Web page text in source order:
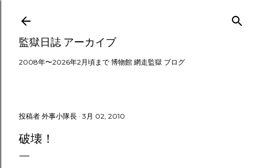
スキップしてメイン コンテンツに移動
監獄日誌 アーカイブ
2008年〜2026年2月頃まで 博物館 網走監獄 ブログ
投稿者 外事小隊長 3月 02, 2010
破壊！